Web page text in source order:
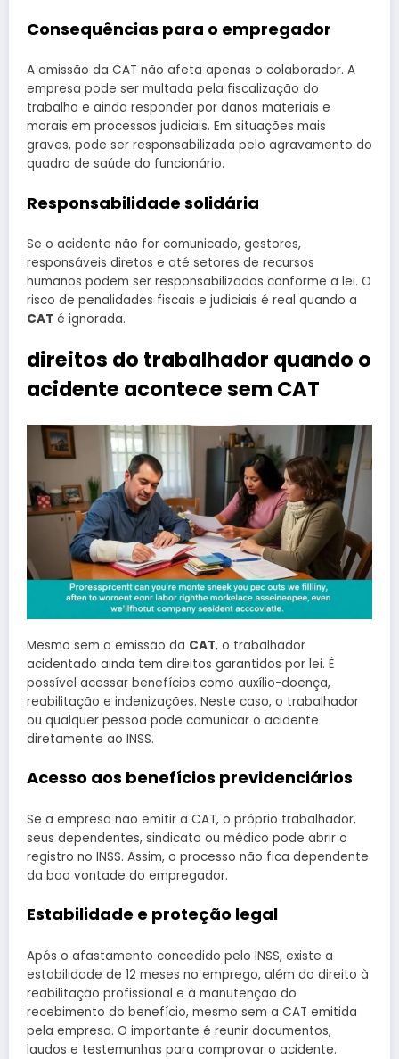
Consequências para o empregador
A omissão da CAT não afeta apenas o colaborador. A
empresa pode ser multada pela fiscalização do
trabalho e ainda responder por danos materiais e
morais em processos judiciais. Em situações mais
graves, pode ser responsabilizada pelo agravamento do
quadro de saúde do funcionário.
Responsabilidade solidária
Se o acidente não for comunicado, gestores,
responsáveis diretos e até setores de recursos
humanos podem ser responsabilizados conforme a lei. O
risco de penalidades fiscais e judiciais é real quando a
CAT é ignorada.
direitos do trabalhador quando o
acidente acontece sem CAT
Mesmo sem a emissão da CAT, o trabalhador
acidentado ainda tem direitos garantidos por lei. É
possível acessar benefícios como auxílio-doença,
reabilitação e indenizações. Neste caso, o trabalhador
ou qualquer pessoa pode comunicar o acidente
diretamente ao INSS.
Acesso aos benefícios previdenciários
Se a empresa não emitir a CAT, o próprio trabalhador,
seus dependentes, sindicato ou médico pode abrir o
registro no INSS. Assim, o processo não fica dependente
da boa vontade do empregador.
Estabilidade e proteção legal
Após o afastamento concedido pelo INSS, existe a
estabilidade de 12 meses no emprego, além do direito à
reabilitação profissional e à manutenção do
recebimento do benefício, mesmo sem a CAT emitida
pela empresa. O importante é reunir documentos,
laudos e testemunhas para comprovar o acidente.